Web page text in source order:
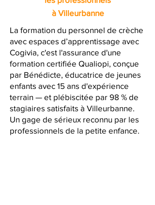
à Villeurbanne
La formation du personnel de crèche
avec espaces d’apprentissage avec
Cogivia, c'est l'assurance d'une
formation certifiée Qualiopi, conçue
par Bénédicte, éducatrice de jeunes
enfants avec 15 ans d'expérience
terrain — et plébiscitée par 98 % de
stagiaires satisfaits à Villeurbanne.
Un gage de sérieux reconnu par les
professionnels de la petite enfance.